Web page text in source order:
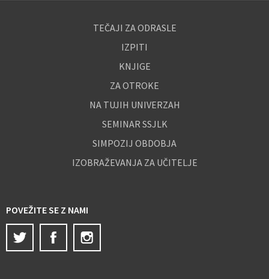
TEČAJI ZA ODRASLE
IZPITI
KNJIGE
ZA OTROKE
NA TUJIH UNIVERZAH
SEMINAR SSJLK
SIMPOZIJ OBDOBJA
IZOBRAŽEVANJA ZA UČITELJE
POVEŽITE SE Z NAMI
Twitter
Facebook